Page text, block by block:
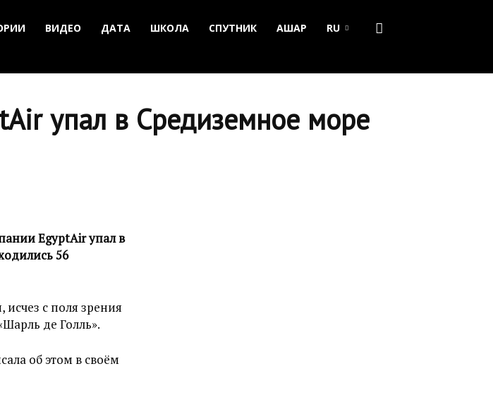
ВИДЕО ДАТА ШКОЛА СПУТНИК АШАР RU
упал в Средиземное море
EgyptAir упал в
56
с поля зрения
де Голль».
об этом в своём